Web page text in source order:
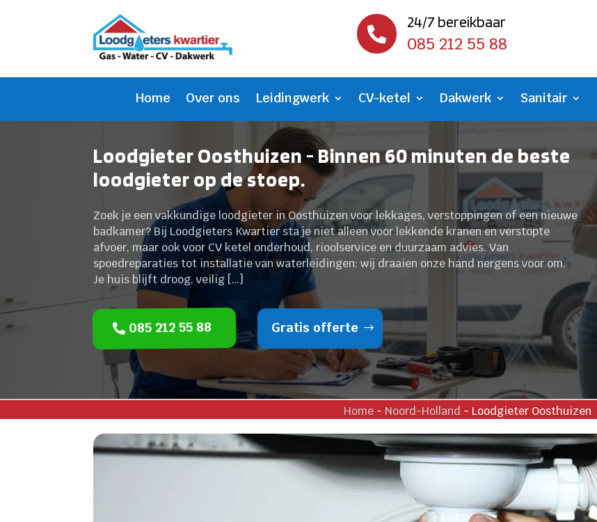

24/7 bereikbaar
085 212 55 88
Home Over ons Leidingwerk CV-ketel Dakwerk Sanitair
Loodgieter Oosthuizen - Binnen 60 minuten de beste
loodgieter op de stoep.
Zoek je een vakkundige loodgieter in Oosthuizen voor lekkages, verstoppingen of een nieuwe
badkamer? Bij Loodgieters Kwartier sta je niet alleen voor lekkende kranen en verstopte
afvoer, maar ook voor CV ketel onderhoud, rioolservice en duurzaam advies. Van
spoedreparaties tot installatie van waterleidingen: wij draaien onze hand nergens voor om.
Je huis blijft droog, veilig […]
085 212 55 88 Gratis offerte
Home - Noord-Holland - Loodgieter Oosthuizen